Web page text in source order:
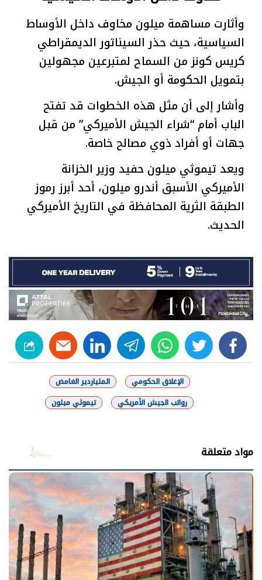
وأثارت مساهمة ميلون مخاوف داخل الأوساط
السياسية، حيث حذر السيناتور الديمقراطي
كريس كونز من السماح لمتبرعين مجهولين
بتمويل الحكومة أو الجيش.
وأشار إلى أن مثل هذه الخطوات قد تفتح
الباب أمام “شراء الجيش الأميركي” من قبل
جهات أو أفراد ذوي مصالح خاصة.
ويعد تيموثي ميلون حفيد وزير الخزانة
الأميركي الأسبق أندرو ميلون، أحد أبرز رموز
الطبقة الثرية المحافظة في التاريخ الأميركي
الحديث.
facebook
twitter
whats
telegram
linkedin
الإغلاق الحكومي
الملياردير الغامض
رواتب الجيش الأمريكي
تيموثي ميلون
مواد متعلقة